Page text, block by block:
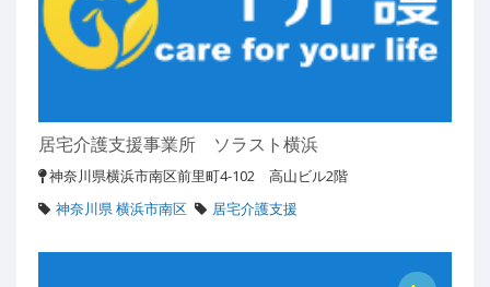
居宅介護支援事業所 ソラスト横浜
神奈川県横浜市南区前里町4-102 高山ビル2階
神奈川県 横浜市南区
居宅介護支援